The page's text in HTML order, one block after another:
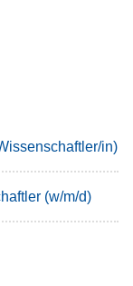
in)
(w/m/d)